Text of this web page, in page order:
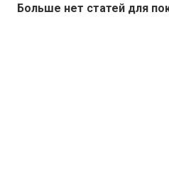
Больше нет статей для